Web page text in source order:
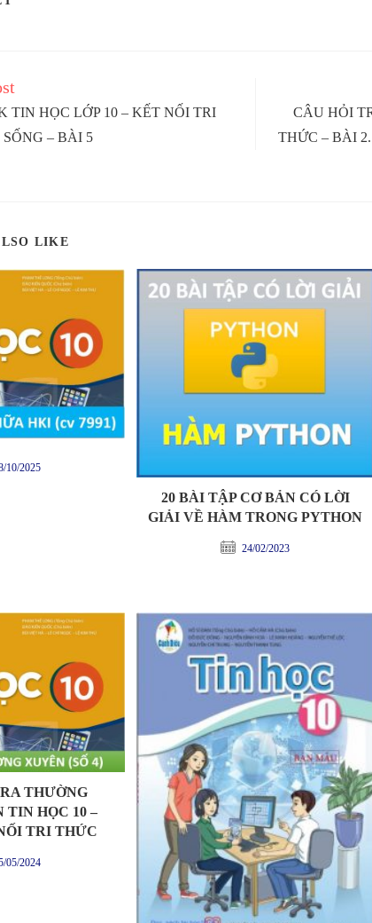
TIN HỌC LỚP 10 – KẾT NỐI TRI
– BÀI 5
CÂU HỎI
THỨC – BÀI
LIKE
10/2025
20 BÀI TẬP CƠ BẢN CÓ LỜI
GIẢI VỀ HÀM TRONG PYTHON
24/02/2023
THƯỜNG
TIN HỌC 10 –
TRI THỨC
05/2024